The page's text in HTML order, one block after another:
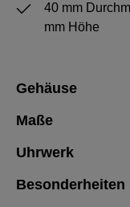
40 mm
mm Höhe
Gehäuse
Maße
Uhrwerk
Besonderheiten